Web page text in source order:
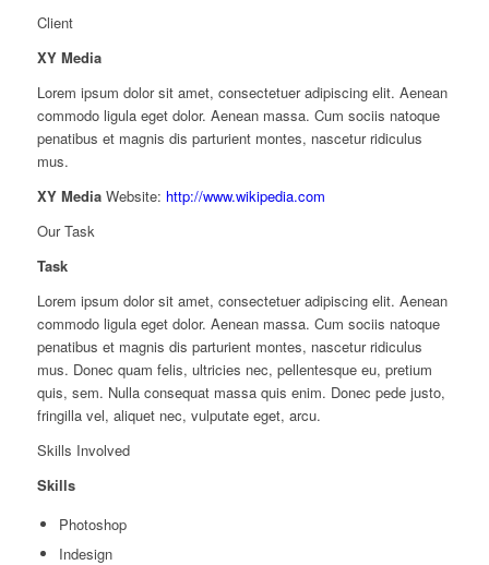
Client
XY Media
Lorem ipsum dolor sit amet, consectetuer adipiscing elit. Aenean
commodo ligula eget dolor. Aenean massa. Cum sociis natoque
penatibus et magnis dis parturient montes, nascetur ridiculus
mus.
XY MediaWebsite: http://www.wikipedia.com
Our Task
Task
Lorem ipsum dolor sit amet, consectetuer adipiscing elit. Aenean
commodo ligula eget dolor. Aenean massa. Cum sociis natoque
penatibus et magnis dis parturient montes, nascetur ridiculus
mus. Donec quam felis, ultricies nec, pellentesque eu, pretium
quis, sem. Nulla consequat massa quis enim. Donec pede justo,
fringilla vel, aliquet nec, vulputate eget, arcu.
Skills Involved
Skills
Photoshop
Indesign